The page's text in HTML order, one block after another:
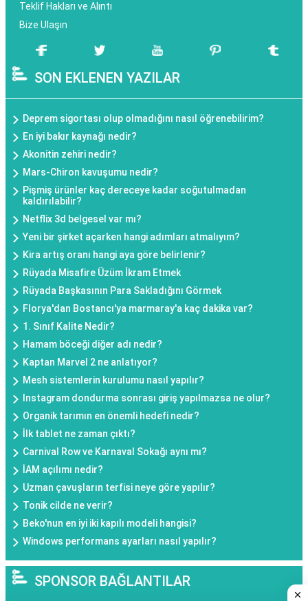
Teklif Hakları ve Alıntı
Bize Ulaşın
SON EKLENEN YAZILAR
Deprem sigortası olup olmadığını nasıl öğrenebilirim?
En iyi bakır kaynağı nedir?
Akonitin zehiri nedir?
Mars-Chiron kavuşumu nedir?
Pişmiş ürünler kaç dereceye kadar soğutulmadan
kaldırılabilir?
Netflix 3d belgesel var mı?
Yeni bir şirket açarken hangi adımları atmalıyım?
Kira artış oranı hangi aya göre belirlenir?
Rüyada Misafire Üzüm İkram Etmek
Rüyada Başkasının Para Sakladığını Görmek
Florya'dan Bostancı'ya marmaray'a kaç dakika var?
1. Sınıf Kalite Nedir?
Hamam böceği diğer adı nedir?
Kaptan Marvel 2 ne anlatıyor?
Mesh sistemlerin kurulumu nasıl yapılır?
Instagram dondurma sonrası giriş yapılmazsa ne olur?
Organik tarımın en önemli hedefi nedir?
İlk tablet ne zaman çıktı?
Carnival Row ve Karnaval Sokağı aynı mı?
İAM açılımı nedir?
Uzman çavuşların terfisi neye göre yapılır?
Tonik cilde ne verir?
Beko'nun en iyi iki kapılı modeli hangisi?
Windows performans ayarları nasıl yapılır?
SPONSOR BAĞLANTILAR